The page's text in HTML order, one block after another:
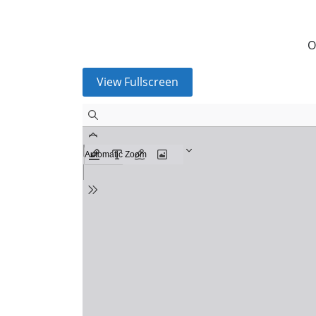
View Fullscreen